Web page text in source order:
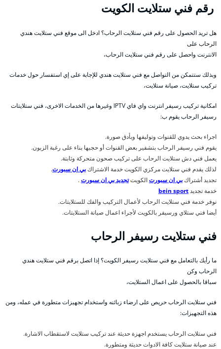
رقم فني ستلايت الكويت
هل تريد الحصول على رقم فني ستلايت الرحاب؟ ادخل الى موقع فني ستلايت هندي
الرحاب على
الانترنت واحصل على رقم فني ستلايت الرحاب،
وبذلك ستتمكن من التواصل مع فني ستلايت هندي للإجابة على إي استفسار حول خدمات
تركيب ستلايت، صيانة ستلايت،
امكانية تركيب رسيفر انترنت واي فاي IPTV وغيرها من الخدمات الاخرى، فني ستلايتات
رسيفر الرحاب يقوم ب:
اجراء بحث يدوي للقنوات وتوليفها وبأدق صورة.
يقوم فني رسيفر الرحاب بتشفير بعض القنوات أو حجبها بناء على رغبة الزبون.
يعمل فني دش ستلايت الرحاب على تركيب صحون متحركة وثابتة.
لذلك يقدم فني ستلايت مركزي الكويت خدمة الاشتراكبي ان سبورت.
تجديد أشتراكبي ان سبورتالكويتتجديد بي ان سبورت.
خدمة تجديدbein sport
نوفر خدمة فني ستلايت الرحاب لأعمال التركيب والفك للستلايتات.
أيضا فني ستلاي ورسيفر بالكويت لأجراء اعمال صيانة الستلايتات.
فني ستلايت رسيفر الرحاب
ما رأيك بالتعامل مع فني ستلايت رسيفر الكويت؟ إذا اتصل برقم فني ستلايت هندي
الرحاب وكن
سباقا بالحصول على اعمال الستلايت،
فني ستلايت الرحاب حريص على ارضاء زبائنه واستخدام تجهيزات متطورة في عمله، ومن
هذه التجهيزات:
فني ستلايت الرحاب يستخدم اجهزة حديثة عند تركيب ستلايت لاستقطاب الاشارة.
عند صيانة ستلايت كافة الادوات حديثة ومتطورة.